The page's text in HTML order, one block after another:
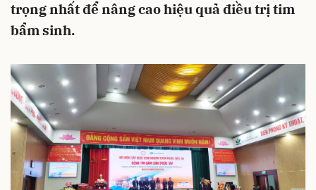
trọng nhất để nâng cao hiệu quả điều trị tim
bẩm sinh.